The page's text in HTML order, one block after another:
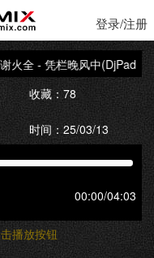
登录/注册
全 - 凭栏晚风中(DjPad仔
收藏：78
时间：25/03/13
00:00/04:03
播放按钮